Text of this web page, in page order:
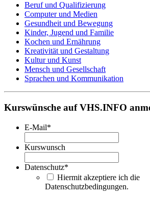
Beruf und Qualifizierung
Computer und Medien
Gesundheit und Bewegung
Kinder, Jugend und Familie
Kochen und Ernährung
Kreativität und Gestaltung
Kultur und Kunst
Mensch und Gesellschaft
Sprachen und Kommunikation
Kurswünsche auf VHS.INFO
E-Mail*
Kurswunsch
Datenschutz*
Hiermit akzeptiere ich die
Datenschutzbedingungen.